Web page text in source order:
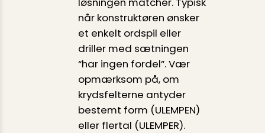
når konstruktøren ønsker
et enkelt ordspil eller
driller med sætningen
“har ingen fordel”. Vær
opmærksom på, om
krydsfelterne antyder
bestemt form (ULEMPEN)
eller flertal (ULEMPER).